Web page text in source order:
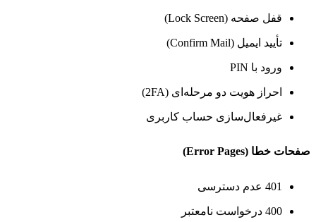
قفل صفحه (Lock Screen)
تأیید ایمیل (Confirm Mail)
ورود با PIN
احراز هویت دو مرحله‌ای (2FA)
غیرفعال‌سازی حساب کاربری
صفحات خطا (Error Pages)
401 عدم دسترسی
400 درخواست نامعتبر